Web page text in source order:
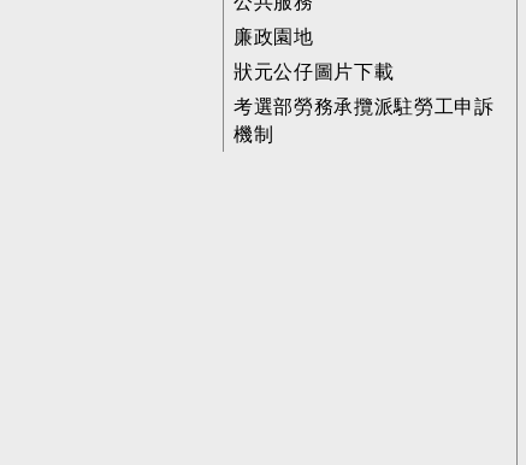
廉政園地
狀元公仔圖片下載
考選部勞務承攬派駐勞工申訴
機制